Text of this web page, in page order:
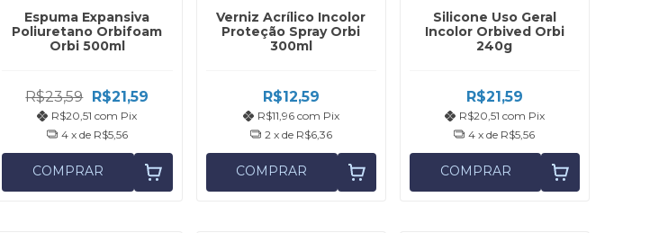
Espuma Expansiva
Poliuretano Orbifoam
Orbi 500ml
R$23,59 R$21,59
R$20,51com Pix
4 x de R$5,56
COMPRAR
Verniz Acrílico Incolor
Proteção Spray Orbi
300ml
R$12,59
R$11,96 com Pix
2 x de R$6,36
COMPRAR
Silicone Uso Geral
Incolor Orbived Orbi
240g
R$21,59
R$20,51 com Pix
4 x de R$5,56
COMPRAR